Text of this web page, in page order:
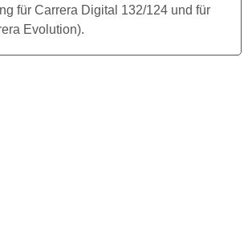
für Carrera Digital 132/124 und für
Evolution).